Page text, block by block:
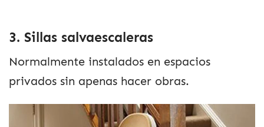
3. Sillas salvaescaleras
Normalmente instalados en espacios
privados sin apenas hacer obras.